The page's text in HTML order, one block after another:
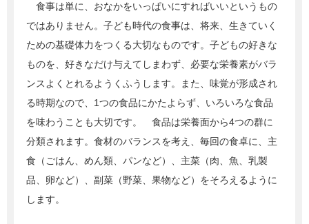
食事は単に、おなかをいっぱいにすればいいというもの
ではありません。子ども時代の食事は、将来、生きていく
ための基礎体力をつくる大切なものです。子どもの好きな
ものを、好きなだけ与えてしまわず、必要な栄養素がバラ
ンスよくとれるようくふうします。また、味覚が形成され
る時期なので、1つの食品にかたよらず、いろいろな食品
を味わうことも大切です。 食品は栄養面から4つの群に
分類されます。食材のバランスを考え、毎回の食卓に、主
食（ごはん、めん類、パンなど）、主菜（肉、魚、乳製
品、卵など）、副菜（野菜、果物など）をそろえるように
します。